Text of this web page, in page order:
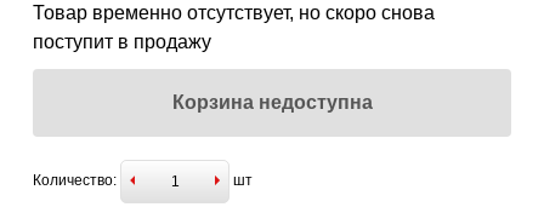
Товар временно отсутствует, но скоро снова
поступит в продажу
Корзина недоступна
Количество: шт